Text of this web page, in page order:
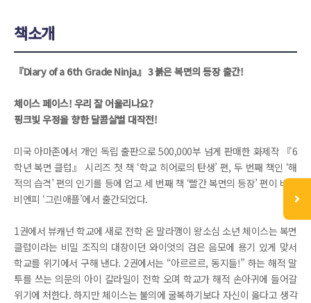
책소개
『Diary of a 6th Grade Ninja』 3 붉은 복면의 등장 출간!
체이스 페이스! 우리 잘 어울리나요?
핑크빛 우정을 향한 달콤살벌 대작전!
미국 아마존에서 개인 독립 출판으로 500,000부 넘게 판매한 화제작 『6
학년 복면 클럽』 시리즈 첫 책 ‘학교 히어로의 탄생’ 편, 두 번째 책인 ‘해
적의 습격’ 편의 인기를 등에 업고 세 번째 책 ‘빨간 복면의 등장’ 편이 비전
비엔피 ‘그린애플’에서 출간되었다.
1권에서 뷰캐넌 학교에 새로 전학 온 말라깽이 왕소심 소년 체이스는 복면
클럽이라는 비밀 조직의 대장이던 와이엇의 검은 음모에 용기 있게 맞서
학교를 위기에서 구해 낸다. 2권에서는 “아르르르, 동지들!” 하는 해적 말
투를 쓰는 의문의 아이 칼라일이 전학 오며 학교가 해적 손아귀에 들어갈
위기에 처한다. 하지만 체이스는 불의에 굴복하기보다 자신이 옳다고 생각